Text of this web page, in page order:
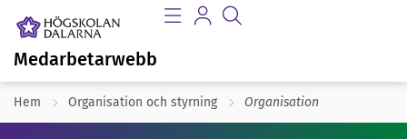
Medarbetarwebb
Hem Organisation och styrning Organisation